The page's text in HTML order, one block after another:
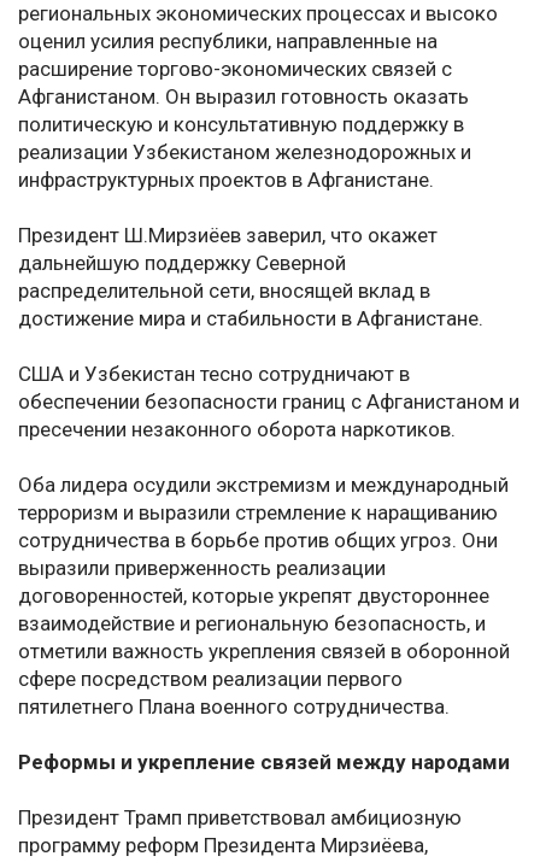
региональных экономических процессах и высоко
оценил усилия республики, направленные на
расширение торгово-экономических связей с
Афганистаном. Он выразил готовность оказать
политическую и консультативную поддержку в
реализации Узбекистаном железнодорожных и
инфраструктурных проектов в Афганистане.
Президент Ш.Мирзиёев заверил, что окажет
дальнейшую поддержку Северной
распределительной сети, вносящей вклад в
достижение мира и стабильности в Афганистане.
США и Узбекистан тесно сотрудничают в
обеспечении безопасности границ с Афганистаном и
пресечении незаконного оборота наркотиков.
Оба лидера осудили экстремизм и международный
терроризм и выразили стремление к наращиванию
сотрудничества в борьбе против общих угроз. Они
выразили приверженность реализации
договоренностей, которые укрепят двустороннее
взаимодействие и региональную безопасность, и
отметили важность укрепления связей в оборонной
сфере посредством реализации первого
пятилетнего Плана военного сотрудничества.
Реформы и укрепление связей между народами
Президент Трамп приветствовал амбициозную
программу реформ Президента Мирзиёева,